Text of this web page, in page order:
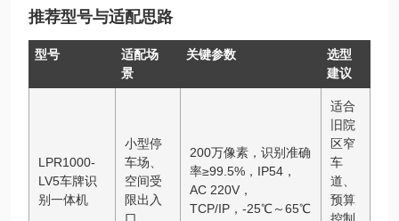
推荐型号与适配思路
型号
适配场
景
关键参数
选型
建议
LPR1000-
LV5车牌识
别一体机
小型停
车场、
空间受
限出入
200万像素，识别准确
率≥99.5%，IP54，
AC 220V，
TCP/IP，-25℃～65℃
适合
旧院
区窄
车
道、
预算